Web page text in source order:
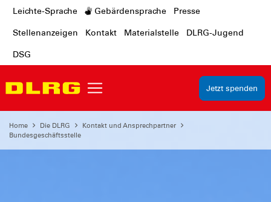
Leichte-Sprache Gebärdensprache Presse
Stellenanzeigen Kontakt Materialstelle DLRG-Jugend
DSG
Jetzt spenden
Home Die DLRG
Kontakt und Ansprechpartner
Bundesgeschäftsstelle